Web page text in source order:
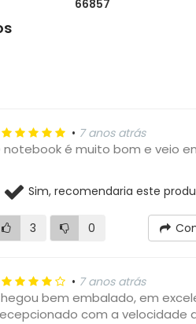
66857
• 7 anos atrás
notebook é muito bom e veio
Sim, recomendaria este
3 0
• 7 anos atrás
bem embalado, em
com a velocidade